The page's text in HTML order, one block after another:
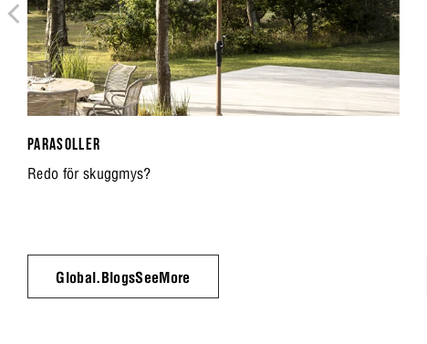
PARASOLLER
Redo för skuggmys?
Global.BlogsSeeMore